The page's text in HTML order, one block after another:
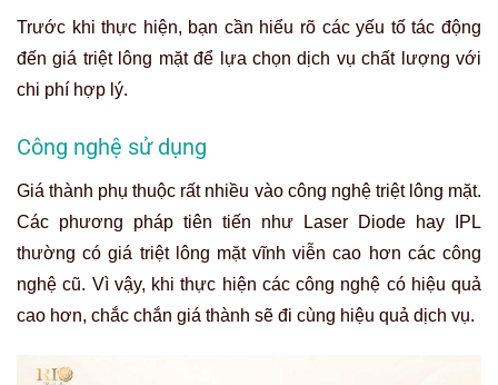
Trước khi thực hiện, bạn cần hiểu rõ các yếu tố tác động
đến giá triệt lông mặt để lựa chọn dịch vụ chất lượng với
chi phí hợp lý.
Công nghệ sử dụng
Giá thành phụ thuộc rất nhiều vào công nghệ triệt lông mặt.
Các phương pháp tiên tiến như Laser Diode hay IPL
thường cógiá triệt lông mặt vĩnh viễn cao hơn các công
nghệ cũ. Vì vậy, khi thực hiện các công nghệ có hiệu quả
cao hơn, chắc chắn giá thành sẽ đi cùng hiệu quả dịch vụ.